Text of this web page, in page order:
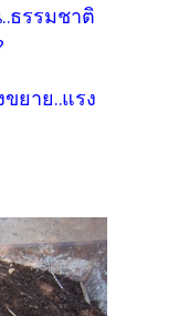
ธรรมชาติ
ยาย..แรง